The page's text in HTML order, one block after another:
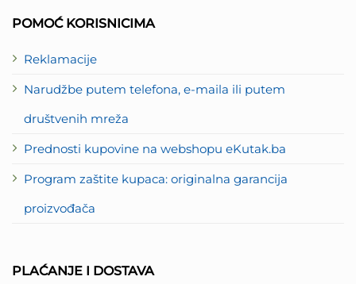
POMOĆ KORISNICIMA
Reklamacije
Narudžbe putem telefona, e-maila ili putem
društvenih mreža
Prednosti kupovine na webshopu eKutak.ba
Program zaštite kupaca: originalna garancija
proizvođača
PLAĆANJE I DOSTAVA